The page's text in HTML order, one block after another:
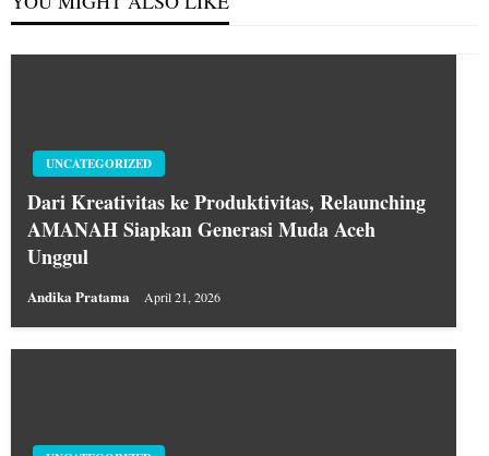
UNCATEGORIZED
Dari Kreativitas ke Produktivitas, Relaunching
AMANAH Siapkan Generasi Muda Aceh
Unggul
Andika Pratama April 21, 2026